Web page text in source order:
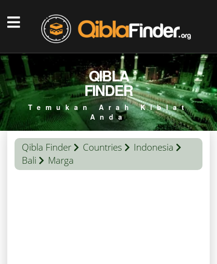
QIBLA
FINDER
Temukan Arah Kiblat
Anda
Qibla Finder Countries
Indonesia
Bali
Marga